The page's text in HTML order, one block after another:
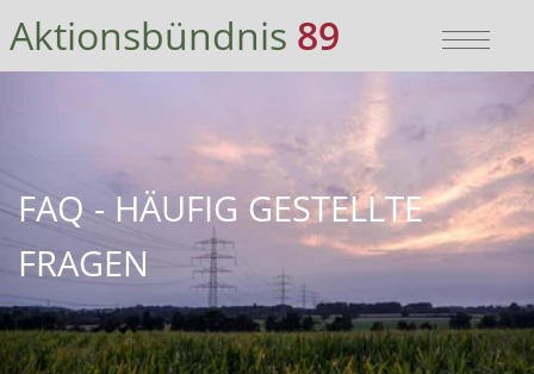
zur Hauptnavigation
zum Hauptinhalt
zum Inhaltsverzeichnis
Aktionsbündnis 89»
In welchen Dimensionen ist V89
Aktionsbündnis 89
FAQ - HÄUFIG GESTELLTE
FRAGEN